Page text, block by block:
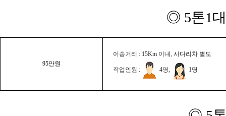
◎ 5톤1
95만원
이송거리 : 15Km 이내, 사다리차 별도
작업인원 : 4명, 1명